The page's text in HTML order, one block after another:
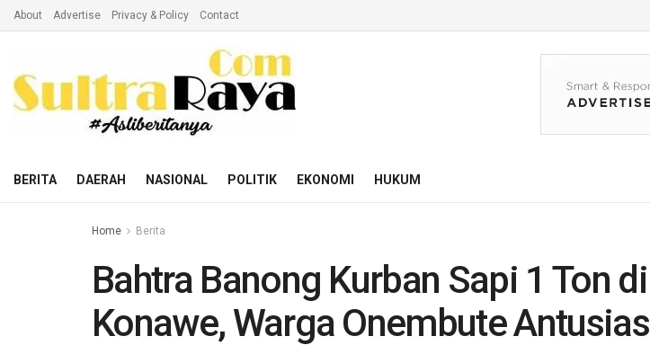
About Advertise Privacy & Policy Contact
BERITA DAERAH NASIONAL POLITIK EKONOMI HUKUM
Home Berita
Bahtra Banong Kurban Sapi 1 Ton di
Konawe, Warga Onembute Antusias